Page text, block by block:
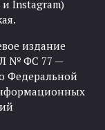
и Instagram)
издание
№ ФС 77 —
Федеральной